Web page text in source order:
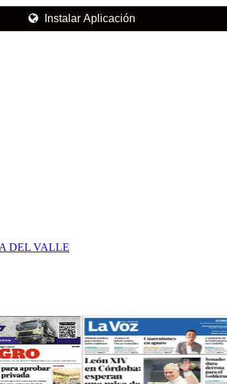
Instalar Aplicación
DEL VALLE